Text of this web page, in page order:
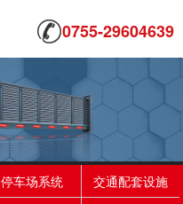
0755-29604639
停车场系统
交通配套设施